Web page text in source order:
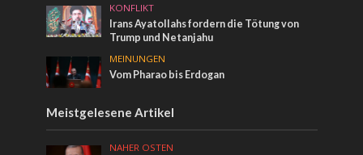
KONFLIKT
Irans Ayatollahs fordern die Tötung von
Trump und Netanjahu
MEINUNGEN
Vom Pharao bis Erdogan
Meistgelesene Artikel
NAHER OSTEN